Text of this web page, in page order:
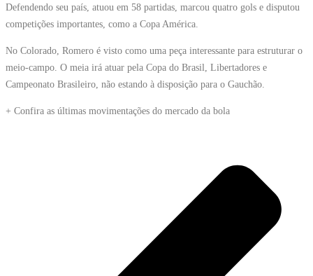
Defendendo seu país, atuou em 58 partidas, marcou quatro gols e disputou
competições importantes, como a Copa América.
No Colorado, Romero é visto como uma peça interessante para estruturar o
meio-campo. O meia irá atuar pela Copa do Brasil, Libertadores e
Campeonato Brasileiro, não estando à disposição para o Gauchão.
+ Confira as últimas movimentações do mercado da bola